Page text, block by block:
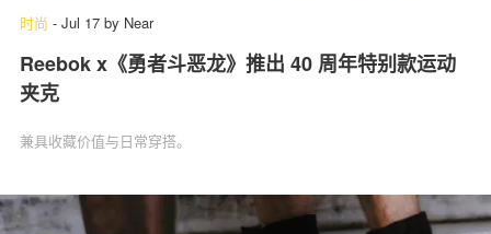
时尚 - Jul 17 by Near
Reebok x《勇者斗恶龙》推出 40 周年特别款运动
夹克
兼具收藏价值与日常穿搭。